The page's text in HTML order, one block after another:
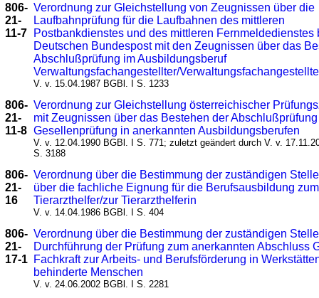
806-
21-
11-7
Verordnung zur Gleichstellung von Zeugnissen über die
Laufbahnprüfung für die Laufbahnen des mittleren
Postbankdienstes und des mittleren Fernmeldedienstes
Deutschen Bundespost mit den Zeugnissen über das
Abschlußprüfung im Ausbildungsberuf
Verwaltungsfachangestellter/Verwaltungsfachangestellte
V. v. 15.04.1987 BGBl. I S. 1233
806-
21-
11-8
Verordnung zur Gleichstellung österreichischer
mit Zeugnissen über das Bestehen der
Gesellenprüfung in anerkannten Ausbildungsberufen
V. v. 12.04.1990 BGBl. I S. 771; zuletzt geändert durch V. v.
S. 3188
806-
21-
16
Verordnung über die Bestimmung der zuständigen
über die fachliche Eignung für die Berufsausbildung zum
Tierarzthelfer/zur Tierarzthelferin
V. v. 14.04.1986 BGBl. I S. 404
806-
21-
17-1
Verordnung über die Bestimmung der zuständigen
Durchführung der Prüfung zum anerkannten Abschluss
Fachkraft zur Arbeits- und Berufsförderung in
behinderte Menschen
V. v. 24.06.2002 BGBl. I S. 2281